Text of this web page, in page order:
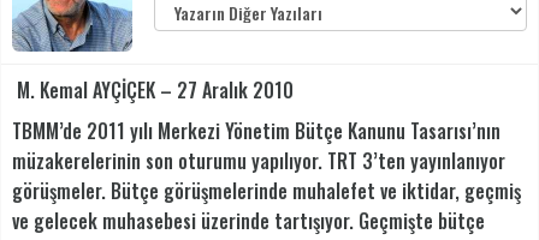
M. Kemal AYÇİÇEK – 27 Aralık 2010
TBMM’de 2011 yılı Merkezi Yönetim Bütçe Kanunu Tasarısı’nın
müzakerelerinin son oturumu yapılıyor. TRT 3’ten yayınlanıyor
görüşmeler. Bütçe görüşmelerinde muhalefet ve iktidar, geçmiş
ve gelecek muhasebesi üzerinde tartışıyor. Geçmişte bütçe